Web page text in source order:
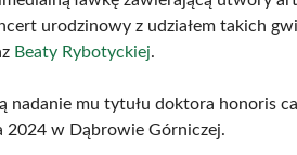
urodzinowy z udziałem takich
Beaty Rybotyckiej.
nadanie mu tytułu doktora honoris
2024 w Dąbrowie Górniczej.